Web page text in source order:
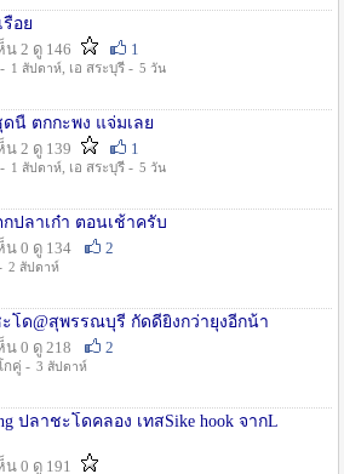
รื่อย
น 2 ดู 146
1
1 สัปดาห์, เอ สระบุรี - 5 วัน
นี้ ตกกะพง แจ่มเลย
น 2 ดู 139
1
1 สัปดาห์, เอ สระบุรี - 5 วัน
กปลาเก๋า ตอนเช้าครับ
น 0 ดู 134
2
2 สัปดาห์
โด@สุพรรณบุรี กัดดียิ่งกว่ายุงอีกน้า
น 0 ดู 218
2
กคู่ - 3 สัปดาห์
ปลาชะโดคลอง เทสSike hook จากL
น 0 ดู 191